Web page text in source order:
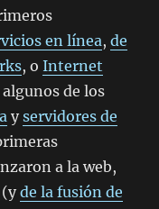
en línea,de
, oInternet
de los
yservidores de
a la web,
(yde la fusión de